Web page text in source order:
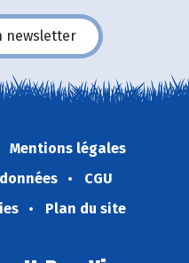
newsletter
Mentions légales
CGU
Plan du site